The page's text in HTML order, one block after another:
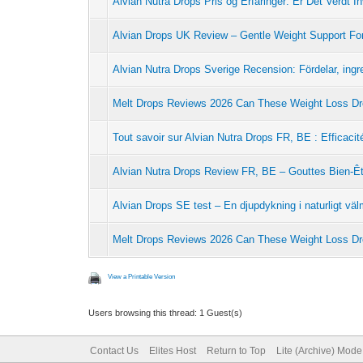
Alvian Drops UK Review – Gentle Weight Support
Alvian Nutra Drops Sverige Recension: Fördelar,
Melt Drops Reviews 2026 Can These Weight Loss
Tout savoir sur Alvian Nutra Drops FR, BE :
Alvian Nutra Drops Review FR, BE – Gouttes Bien-
Alvian Drops SE test – En djupdykning i naturligt
Melt Drops Reviews 2026 Can These Weight Loss
View a Printable Version
Users browsing this thread: 1 Guest(s)
Contact Us Elites Host Return to Top Lite (Archive) Mode